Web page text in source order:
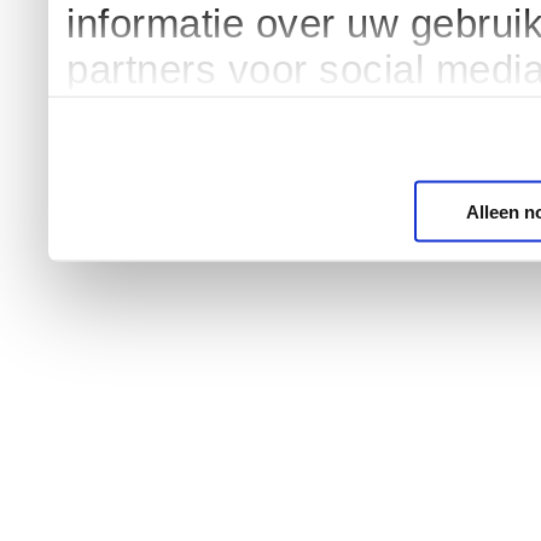
informatie over uw
partners voor social
Alleen